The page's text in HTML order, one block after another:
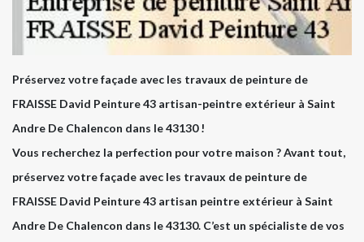
Préservez votre façade avec les travaux de peinture de
FRAISSE David Peinture 43 artisan-peintre extérieur à Saint
Andre De Chalencon dans le 43130 !
Vous recherchez la perfection pour votre maison ? Avant tout,
préservez votre façade avec les travaux de peinture de
FRAISSE David Peinture 43 artisan peintre extérieur à Saint
Andre De Chalencon dans le 43130. C’est un spécialiste de vos